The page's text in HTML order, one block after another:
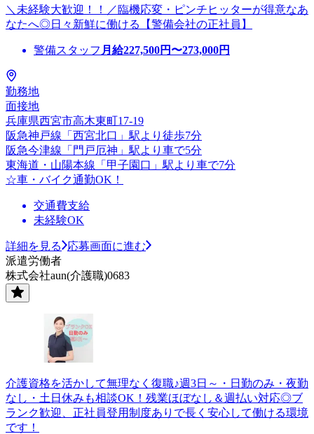
＼未経験大歓迎！！／臨機応変・ピンチヒッターが得意なあ
なたへ◎日々新鮮に働ける【警備会社の正社員】
警備スタッフ 月給227,500円〜273,000円
勤務地
面接地
兵庫県西宮市高木東町17-19
阪急神戸線「西宮北口」駅より徒歩7分
阪急今津線「門戸厄神」駅より車で5分
東海道・山陽本線「甲子園口」駅より車で7分
☆車・バイク通勤OK！
交通費支給
未経験OK
詳細を見る
応募画面に進む
派遣労働者
株式会社aun(介護職)0683
介護資格を活かして無理なく復職♪週3日～・日勤のみ・夜勤
なし・土日休みも相談OK！残業ほぼなし＆週払い対応◎ブ
ランク歓迎、正社員登用制度ありで長く安心して働ける環境
です！